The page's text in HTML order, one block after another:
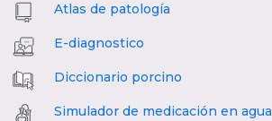
Atlas de patología
E-diagnostico
Diccionario porcino
Simulador de medicación en agua